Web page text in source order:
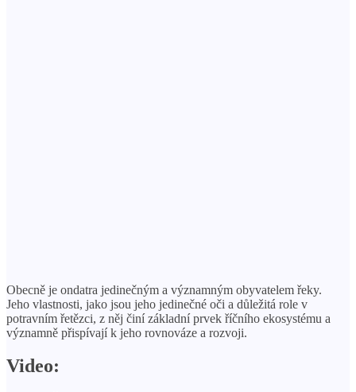
Obecně je ondatra jedinečným a významným obyvatelem řeky.
Jeho vlastnosti, jako jsou jeho jedinečné oči a důležitá role v
potravním řetězci, z něj činí základní prvek říčního ekosystému a
významně přispívají k jeho rovnováze a rozvoji.
Video: